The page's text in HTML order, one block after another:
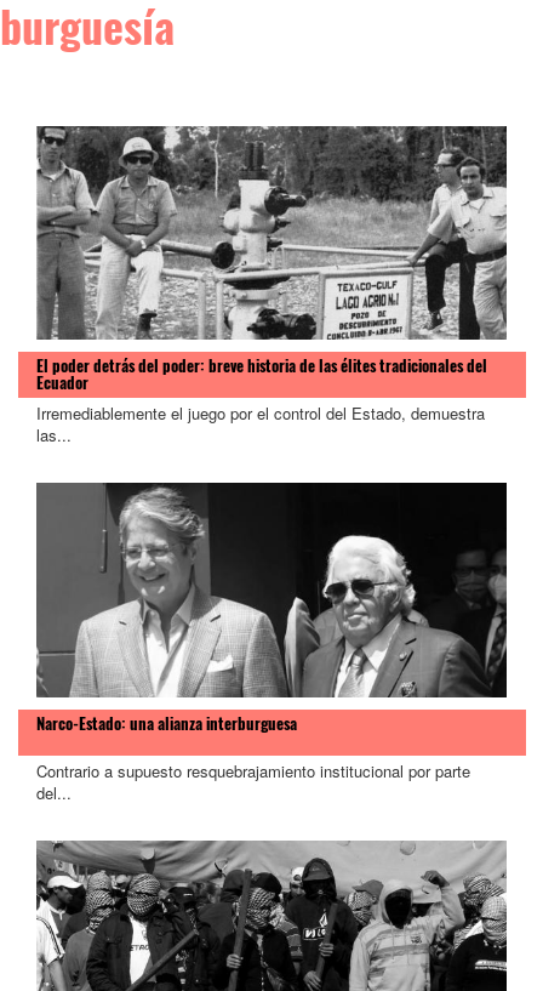
burguesía
El poder detrás del poder: breve historia de las élites tradicionales del
Ecuador
Irremediablemente el juego por el control del Estado, demuestra
las...
Narco-Estado: una alianza interburguesa
Contrario a supuesto resquebrajamiento institucional por parte
del...